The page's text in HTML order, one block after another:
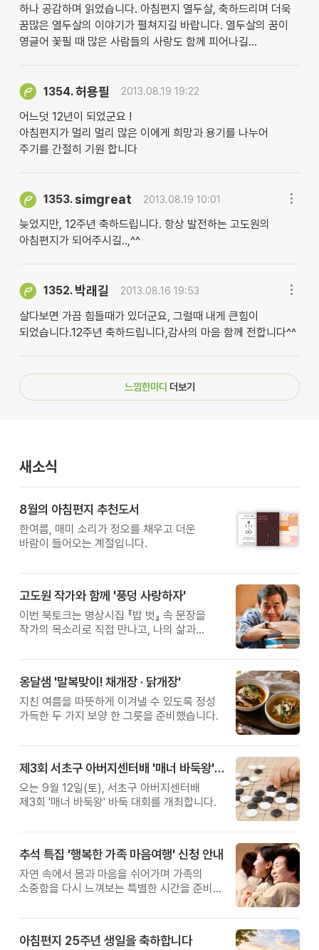
하나 공감하며 읽었습니다. 아침편지 열두살, 축하드리며 더욱
꿈많은 열두살의 이야기가 펼쳐지길 바랍니다. 열두살의 꿈이
영글어 꽃필 때 많은 사람들의 사랑도 함께 피어나길...
1354.허용필 2013.08.19 19:22
어느덧 12년이 되었군요 !
아침편지가 멀리 멀리 많은 이에게 희망과 용기를 나누어
주기를 간절히 기원 합니다
1353. simgreat 2013.08.19 10:01
늦었지만, 12주년 축하드립니다. 항상 발전하는 고도원의
아침편지가 되어주시길..,^^
1352. 박래길 2013.08.16 19:53
살다보면 가끔 힘들때가 있더군요, 그럴때 내게 큰힘이
되었습니다.12주년 축하드립니다,감사의 마음 함께 전합니다^^
느낌한마디 더보기
새소식
8월의 아침편지 추천도서
한여름, 매미 소리가 정오를 채우고 더운
바람이 들어오는 계절입니다.
고도원 작가와 함께 '풍덩 사랑하자'
이번 북토크는 명상시집 『밥 벗』 속 문장을
작가의 목소리로 직접 만나고, 나의 삶과
옹달샘 '말복맞이! 채개장 · 닭개장'
지친 여름을 따뜻하게 이겨낼 수 있도록 정성
가득한 두 가지 보양 한 그릇을 준비했습니다.
제3회 서초구 아버지센터배 '매너 바둑왕' 대회
오는 9월 12일(토), 서초구 아버지센터배
제3회 '매너 바둑왕' 바둑 대회를 개최합니다.
추석 특집 '행복한 가족 마음여행' 신청 안내
자연 속에서 몸과 마음을 쉬어가며 가족의
소중함을 다시 느껴보는 특별한 시간을 준비해
아침편지 25주년 생일을 축하합니다